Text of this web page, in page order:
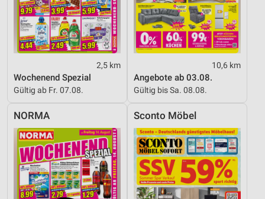
2,5 km
Wochenend Spezial
Gültig ab Fr. 07.08.
10,6 km
Angebote ab 03.08.
Gültig bis Sa. 08.08.
NORMA Sconto Möbel